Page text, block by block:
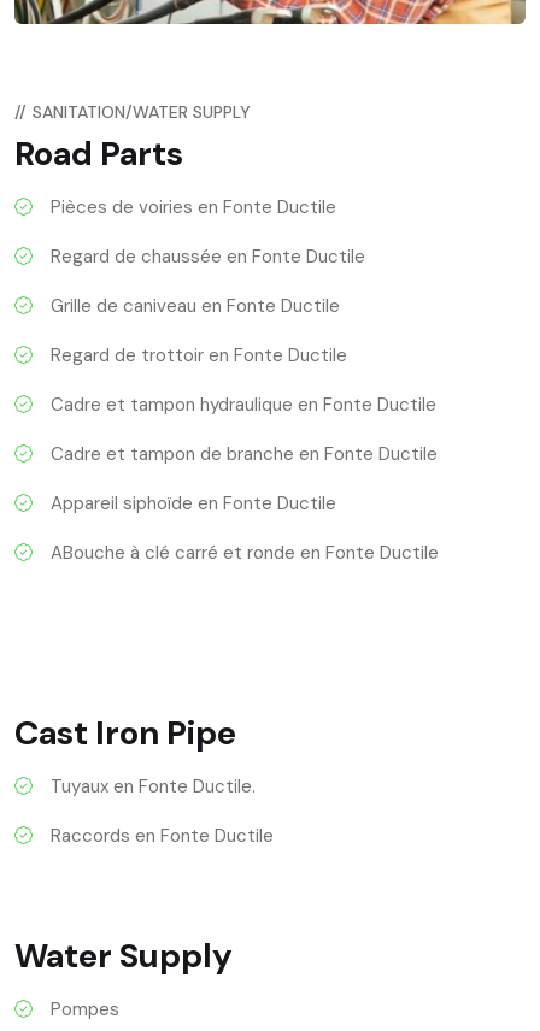
// SANITATION/WATER SUPPLY
Road Parts
Pièces de voiries en Fonte Ductile
Regard de chaussée en Fonte Ductile
Grille de caniveau en Fonte Ductile
Regard de trottoir en Fonte Ductile
Cadre et tampon hydraulique en Fonte Ductile
Cadre et tampon de branche en Fonte Ductile
Appareil siphoïde en Fonte Ductile
ABouche à clé carré et ronde en Fonte Ductile
Cast Iron Pipe
Tuyaux en Fonte Ductile.
Raccords en Fonte Ductile
Water Supply
Pompes